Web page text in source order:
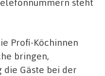
Profi-Köchinnen
bringen,
die Gäste bei der